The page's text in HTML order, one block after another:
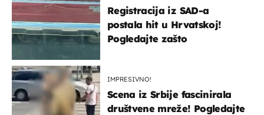
Registracija iz SAD-a
postala hit u Hrvatskoj!
Pogledajte zašto
IMPRESIVNO!
Scena iz Srbije fascinirala
društvene mreže! Pogledajte